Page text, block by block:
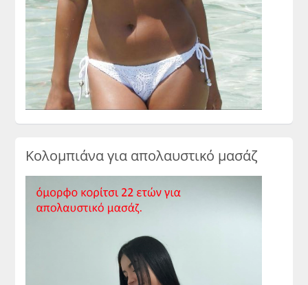
Κολομπιάνα για απολαυστικό μασάζ